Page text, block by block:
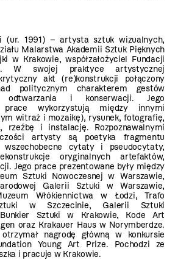
(ur. 1991) – artysta sztuk wizualnych,
Malarstwa Akademii Sztuk Pięknych
w Krakowie, współzałożyciel Fundacji
W swojej praktyce artystycznej
akt (re)konstrukcji połączony
politycznym charakterem gestów
odtwarzania i konserwacji. Jego
prace wykorzystują między innymi
witraż i mozaikę), rysunek, fotografię,
rzeźbę i instalację. Rozpoznawalnymi
artysty są poetyka fragmentu
wszechobecne cytaty i pseudocytaty,
oryginalnych artefaktów,
Jego prace prezentowane były między
Sztuki Nowoczesnej w Warszawie,
Galerii Sztuki w Warszawie,
Włókiennictwa w Łodzi, Trafo
w Szczecinie, Galerii Sztuki
Bunkier Sztuki w Krakowie, Kode Art
oraz Krakauer Haus w Norymberdze.
nagrodę główną w konkursie
Young Art Prize. Pochodzi ze
i pracuje w Krakowie.